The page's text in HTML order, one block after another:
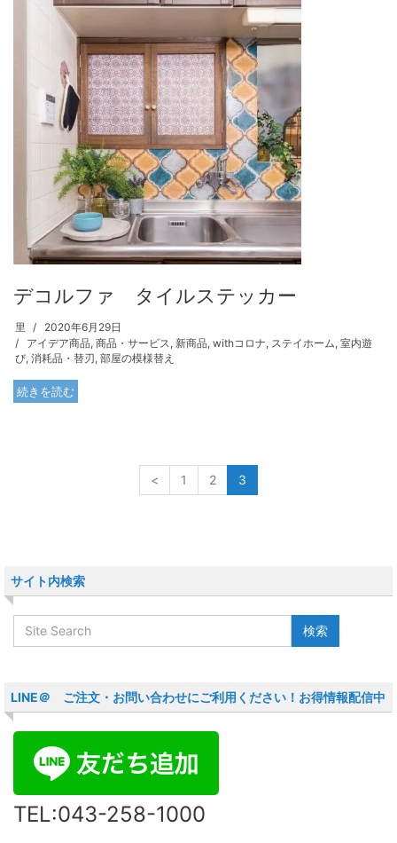
デコルファ タイルステッカー
里
2020年6月29日
アイデア商品, 商品・サービス , 新商品, withコロナ, ステイホーム, 室内遊
び, 消耗品・替刃, 部屋の模様替え
続きを読む
< 1 2 3
サイト内検索
LINE＠ ご注文・お問い合わせにご利用ください！お得情報配信中
TEL:043-258-1000